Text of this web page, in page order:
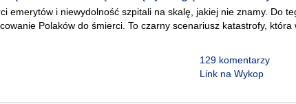
emerytów i niewydolność szpitali na skalę, jakiej nie znamy. Do
Polaków do śmierci. To czarny scenariusz katastrofy, która
129 komentarzy
Link na Wykop